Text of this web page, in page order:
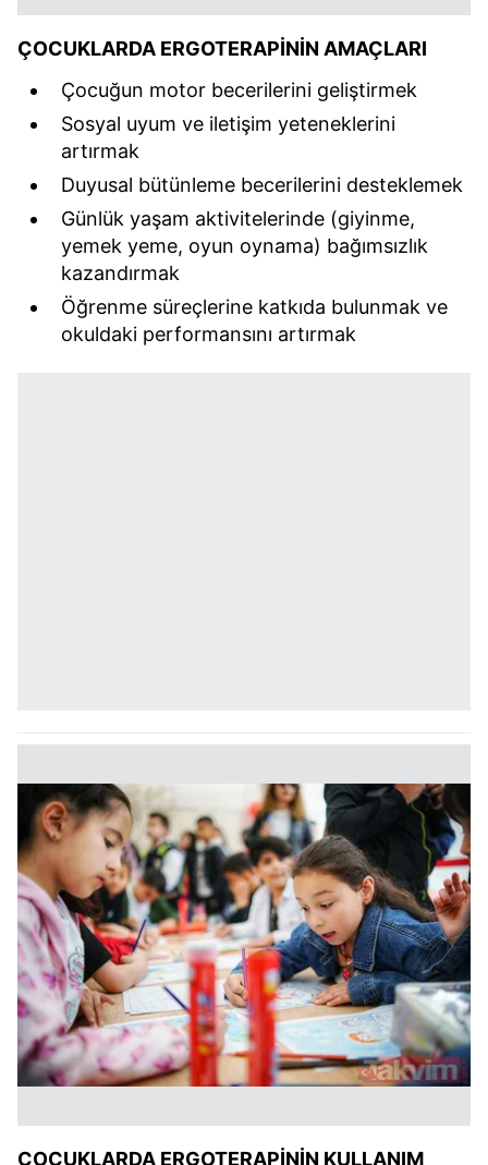
ÇOCUKLARDA ERGOTERAPİNİN AMAÇLARI
Çocuğun motor becerilerini geliştirmek
Sosyal uyum ve iletişim yeteneklerini
artırmak
Duyusal bütünleme becerilerini desteklemek
Günlük yaşam aktivitelerinde (giyinme,
yemek yeme, oyun oynama) bağımsızlık
kazandırmak
Öğrenme süreçlerine katkıda bulunmak ve
okuldaki performansını artırmak
ÇOCUKLARDA ERGOTERAPİNİN KULLANIM